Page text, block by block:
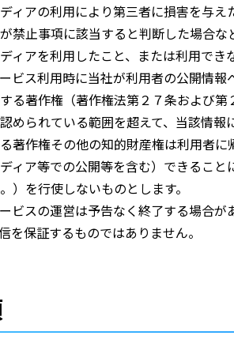
ィアの利用により第三者に損害を与え
禁止事項に該当すると判断した場合
ィアを利用したこと、または利用で
ビス利用時に当社が利用者の公開情報
る著作権（著作権法第２７条および
められている範囲を超えて、当該情
著作権その他の知的財産権は利用者
ィア等での公開等を含む）できるこ
）を行使しないものとします。
ビスの運営は予告なく終了する場合が
を保証するものではありません。